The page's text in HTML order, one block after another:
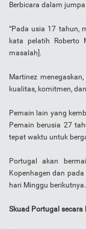
Berbicara dalam
“Pada usia 17 tahun,
kata pelatih Roberto
masalah].
Martinez
kualitas, komitmen,
Pemain lain yang
Pemain berusia 27
tepat waktu untuk
Portugal akan
Kopenhagen dan
hari Minggu berikutnya.
Skuad Portugal secara